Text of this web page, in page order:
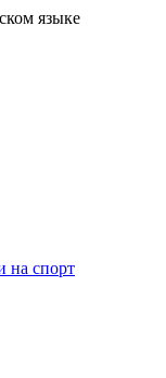
языке
на спорт